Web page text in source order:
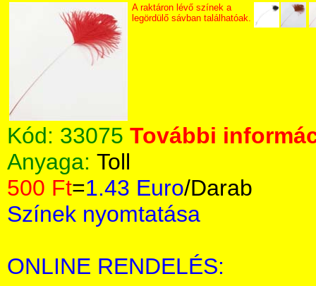
A raktáron lévő színek a
legördülő sávban találhatóak.
Kód: 33075 További
Anyaga: Toll
500 Ft=1.43 Euro/Darab
Színek nyomtatása
ONLINE RENDELÉS: